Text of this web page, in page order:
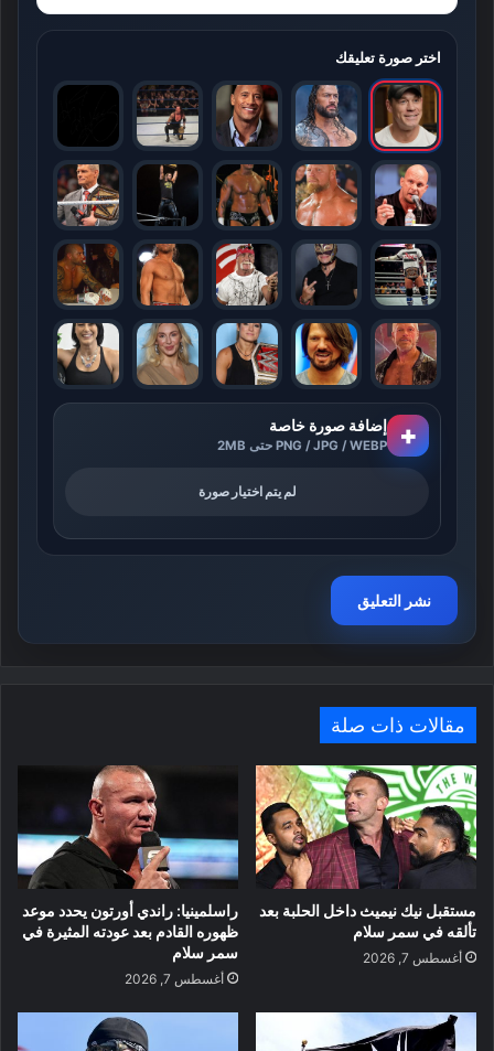
اختر صورة تعليقك
+ إضافة صورة خاصة
PNG / JPG / WEBP حتى 2MB
لم يتم اختيار صورة
مقالات ذات صلة
مستقبل نيك نيميث داخل الحلبة بعد
تألقه في سمر سلام
أغسطس 7, 2026
راسلمينيا: راندي أورتون يحدد موعد
ظهوره القادم بعد عودته المثيرة في
سمر سلام
أغسطس 7, 2026